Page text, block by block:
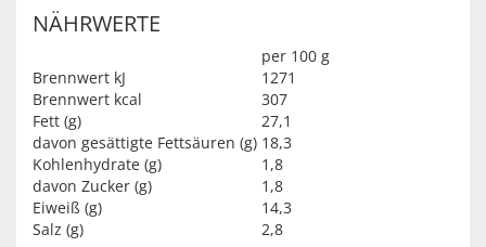
NÄHRWERTE
per 100 g
Brennwert kJ
1271
Brennwert kcal
307
Fett (g)
27,1
davon gesättigte Fettsäuren (g) 18,3
Kohlenhydrate (g)
1,8
davon Zucker (g)
1,8
Eiweiß (g)
14,3
Salz (g)
2,8